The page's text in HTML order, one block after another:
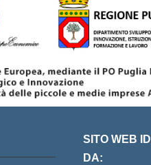
SITO WEB
DA: